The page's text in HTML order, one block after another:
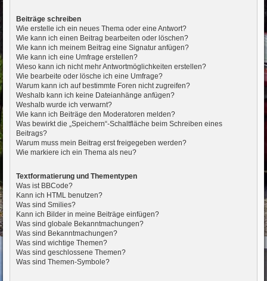
Beiträge schreiben
Wie erstelle ich ein neues Thema oder eine Antwort?
Wie kann ich einen Beitrag bearbeiten oder löschen?
Wie kann ich meinem Beitrag eine Signatur anfügen?
Wie kann ich eine Umfrage erstellen?
Wieso kann ich nicht mehr Antwortmöglichkeiten erstellen?
Wie bearbeite oder lösche ich eine Umfrage?
Warum kann ich auf bestimmte Foren nicht zugreifen?
Weshalb kann ich keine Dateianhänge anfügen?
Weshalb wurde ich verwarnt?
Wie kann ich Beiträge den Moderatoren melden?
Was bewirkt die „Speichern“-Schaltfläche beim Schreiben eines
Beitrags?
Warum muss mein Beitrag erst freigegeben werden?
Wie markiere ich ein Thema als neu?
Textformatierung und Thementypen
Was ist BBCode?
Kann ich HTML benutzen?
Was sind Smilies?
Kann ich Bilder in meine Beiträge einfügen?
Was sind globale Bekanntmachungen?
Was sind Bekanntmachungen?
Was sind wichtige Themen?
Was sind geschlossene Themen?
Was sind Themen-Symbole?